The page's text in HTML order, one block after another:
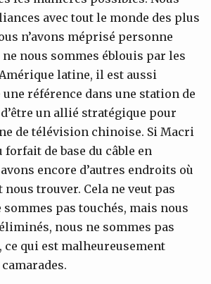
avec tout le monde des plus
n’avons méprisé personne
nous sommes éblouis par les
latine, il est aussi
référence dans une station de
un allié stratégique pour
de télévision chinoise. Si Macri
de base du câble en
encore d’autres endroits où
nous trouver. Cela ne veut pas
sommes pas touchés, mais nous
nous ne sommes pas
ce qui est malheureusement